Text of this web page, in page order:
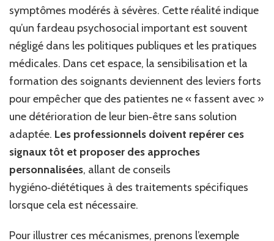
symptômes modérés à sévères. Cette réalité indique
qu’un fardeau psychosocial important est souvent
négligé dans les politiques publiques et les pratiques
médicales. Dans cet espace, la sensibilisation et la
formation des soignants deviennent des leviers forts
pour empêcher que des patientes ne « fassent avec »
une détérioration de leur bien‑être sans solution
adaptée. Les professionnels doivent repérer ces
signaux tôt et proposer des approches
personnalisées, allant de conseils
hygiéno‑diététiques à des traitements spécifiques
lorsque cela est nécessaire.
Pour illustrer ces mécanismes, prenons l’exemple